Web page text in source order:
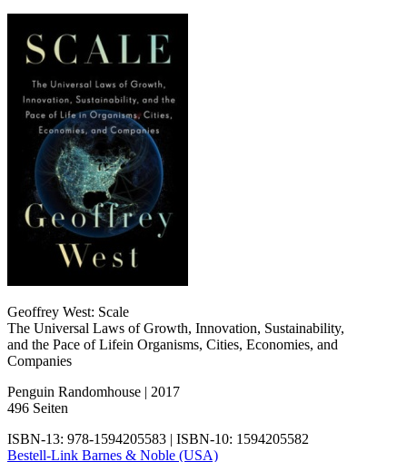
Geoffrey West: Scale
The Universal Laws of Growth, Innovation, Sustainability,
and the Pace of Lifein Organisms, Cities, Economies, and
Companies
Penguin Randomhouse | 2017
496 Seiten
ISBN-13: 978-1594205583 | ISBN-10: 1594205582
Bestell-Link Barnes & Noble (USA)